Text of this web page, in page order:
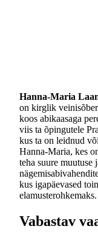
Hanna-Maria
on kirglik
koos abikaasaga
viis ta õpingutele
kus ta on leidnud
Hanna-Maria, kes
teha suure muutuse
kus igapäevased
elamusterohkemaks.
Vabastav